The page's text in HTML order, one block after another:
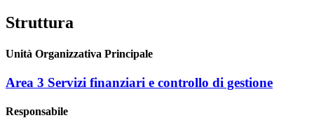
Struttura
Unità Organizzativa Principale
Area 3 Servizi finanziari e controllo di gestione
Responsabile